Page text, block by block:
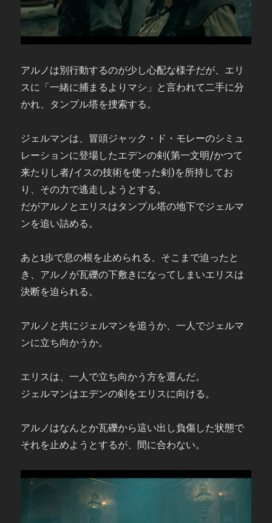
アルノは別行動するのが少し心配な様子だが、エリ
スに「一緒に捕まるよりマシ」と言われて二手に分
かれ、タンプル塔を捜索する。
ジェルマンは、冒頭ジャック・ド・モレーのシミュ
レーションに登場したエデンの剣(第一文明/かつて
来たりし者/イスの技術を使った剣)を所持してお
り、その力で逃走しようとする。
だがアルノとエリスはタンプル塔の地下でジェルマ
ンを追い詰める。
あと1歩で息の根を止められる、そこまで迫ったと
き、アルノが瓦礫の下敷きになってしまいエリスは
決断を迫られる。
アルノと共にジェルマンを追うか、一人でジェルマ
ンに立ち向かうか。
エリスは、一人で立ち向かう方を選んだ。
ジェルマンはエデンの剣をエリスに向ける。
アルノはなんとか瓦礫から這い出し負傷した状態で
それを止めようとするが、間に合わない。